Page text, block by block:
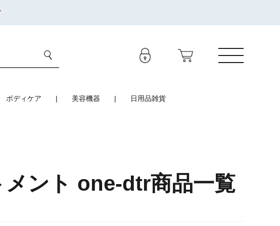
ボディケア 美容機器 日用品雑貨
メント one-dtr商品一覧